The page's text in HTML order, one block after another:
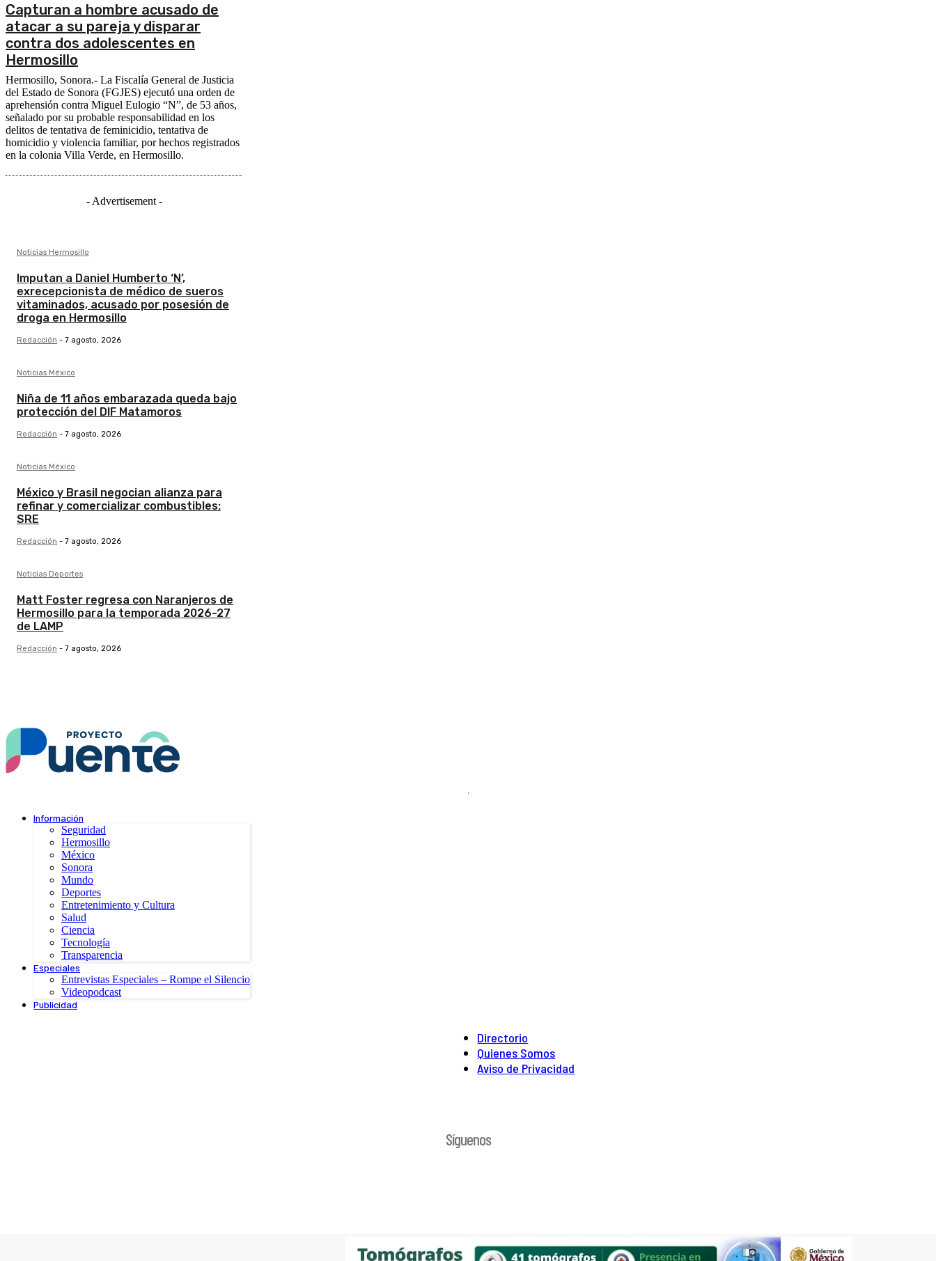
Capturan a hombre acusado de
atacar a su pareja y disparar
contra dos adolescentes en
Hermosillo
Hermosillo, Sonora.- La Fiscalía General de Justicia
del Estado de Sonora (FGJES) ejecutó una orden de
aprehensión contra Miguel Eulogio “N”, de 53 años,
señalado por su probable responsabilidad en los
delitos de tentativa de feminicidio, tentativa de
homicidio y violencia familiar, por hechos registrados
en la colonia Villa Verde, en Hermosillo.
- Advertisement -
Noticias Hermosillo
Imputan a Daniel Humberto ‘N’,
exrecepcionista de médico de sueros
vitaminados, acusado por posesión de
droga en Hermosillo
Redacción - 7 agosto, 2026
Noticias México
Niña de 11 años embarazada queda bajo
protección del DIF Matamoros
Redacción - 7 agosto, 2026
Noticias México
México y Brasil negocian alianza para
refinar y comercializar combustibles:
SRE
Redacción - 7 agosto, 2026
Noticias Deportes
Matt Foster regresa con Naranjeros de
Hermosillo para la temporada 2026-27
de LAMP
Redacción - 7 agosto, 2026
.
Información
Seguridad
Hermosillo
México
Sonora
Mundo
Deportes
Entretenimiento y Cultura
Salud
Ciencia
Tecnología
Transparencia
Especiales
Entrevistas Especiales – Rompe el Silencio
Videopodcast
Publicidad
Directorio
Quienes Somos
Aviso de Privacidad
Síguenos